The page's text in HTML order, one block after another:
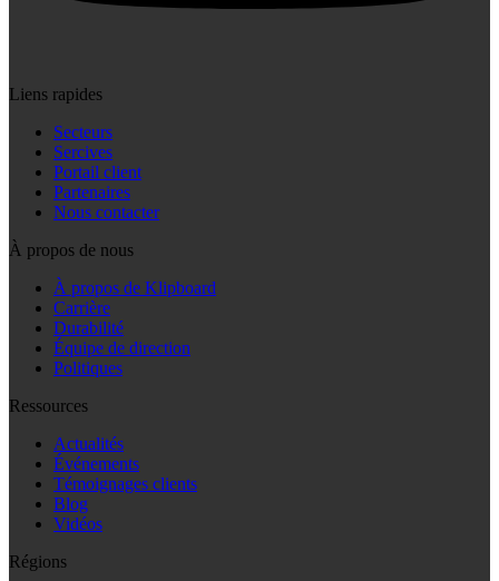
Liens rapides
Secteurs
Sercives
Portail client
Partenaires
Nous contacter
À propos de nous
À propos de Klipboard
Carrière
Durabilité
Équipe de direction
Politiques
Ressources
Actualités
Événements
Témoignages clients
Blog
Vidéos
Régions